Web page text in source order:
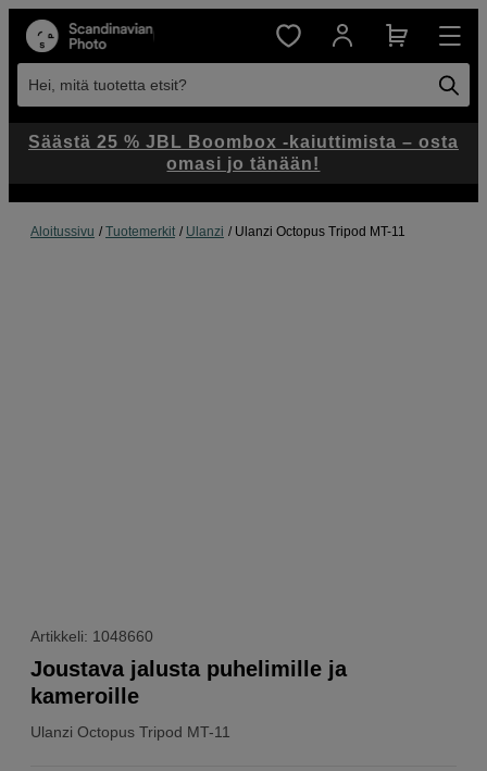
Hei, mitä tuotetta etsit?
Aloitussivu Tuotemerkit Ulanzi Ulanzi Octopus Tripod MT-11
Artikkeli: 1048660
Ulanzi Octopus Tripod MT-11
Joustava jalusta puhelimille ja
kameroille
Säästä 25 % JBL Boombox -kaiuttimista – osta
omasi jo tänään!